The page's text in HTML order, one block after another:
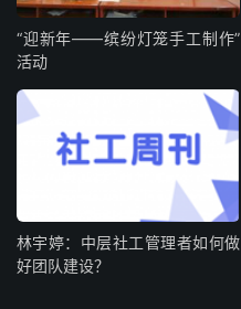
“迎新年——缤纷灯笼手工制作”
活动
林宇婷：中层社工管理者如何做
好团队建设？